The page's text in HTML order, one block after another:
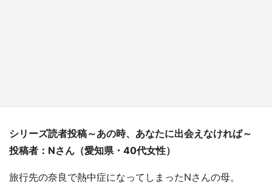
シリーズ読者投稿～あの時、あなたに出会えなければ～
投稿者：Nさん（愛知県・40代女性）
旅行先の奈良で熱中症になってしまったNさんの母。